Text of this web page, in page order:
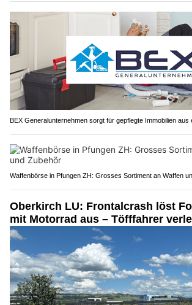
BEX Generalunternehmen sorgt für gepflegte Immobilien aus
Waffenbörse in Pfungen ZH: Grosses Sortiment an Waffen
Oberkirch LU: Frontalcrash löst
mit Motorrad aus – Töfffahrer